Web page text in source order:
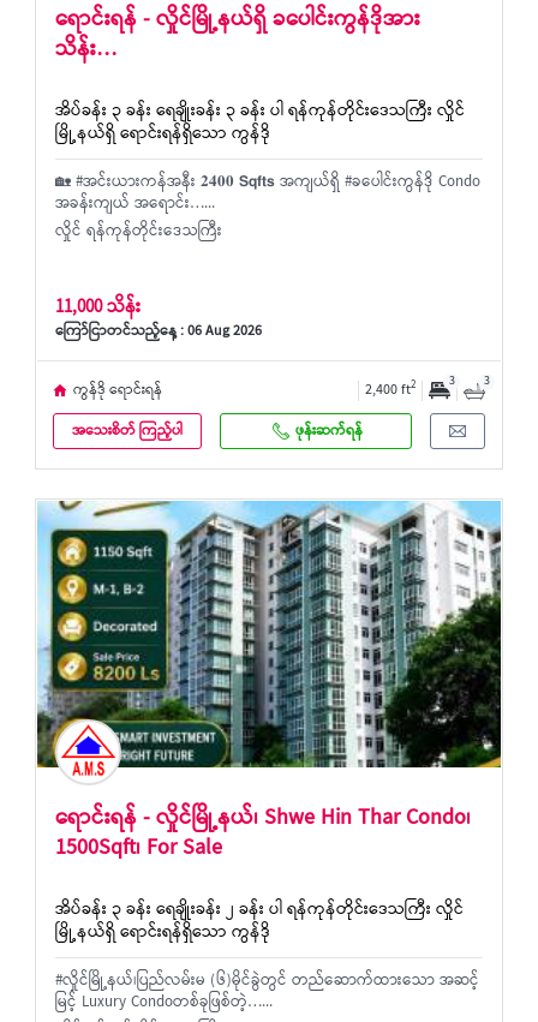
ရောင်းရန် - လှိုင်မြို့နယ်ရှိ ခပေါင်းကွန်ဒိုအား
သိန်း…
အိပ်ခန်း ၃ ခန်း ရေချိုးခန်း ၃ ခန်း ပါ ရန်ကုန်တိုင်းဒေသကြီး လှိုင်
မြို့နယ်ရှိ ရောင်းရန်ရှိသော ကွန်ဒို
🏡 #အင်းယားကန်အနီး 𝟐𝟒𝟎𝟎 𝗦𝗾𝗳𝘁𝘀 အကျယ်ရှိ #ခပေါင်းကွန်ဒို Condo
အခန်းကျယ် အရောင်း…...
လှိုင် ရန်ကုန်တိုင်းဒေသကြီး
11,000 သိန်း
ကြော်ငြာတင်သည့်နေ့ : 06 Aug 2026
ကွန်ဒို ရောင်းရန် 2,400 ft2 3 3
အသေးစိတ် ကြည့်ပါ ဖုန်းဆက်ရန်
ရောင်းရန် - လှိုင်မြို့နယ်၊ Shwe Hin Thar Condo၊
1500Sqft၊ For Sale
အိပ်ခန်း ၃ ခန်း ရေချိုးခန်း ၂ ခန်း ပါ ရန်ကုန်တိုင်းဒေသကြီး လှိုင်
မြို့နယ်ရှိ ရောင်းရန်ရှိသော ကွန်ဒို
#လှိုင်မြို့နယ်၊ပြည်လမ်းမ (၆)မိုင်ခွဲတွင် တည်ဆောက်ထားသော အဆင့်
မြင့် Luxury Condoတစ်ခုဖြစ်တဲ့…...